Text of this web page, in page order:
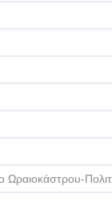
Ωραιοκάστρου-